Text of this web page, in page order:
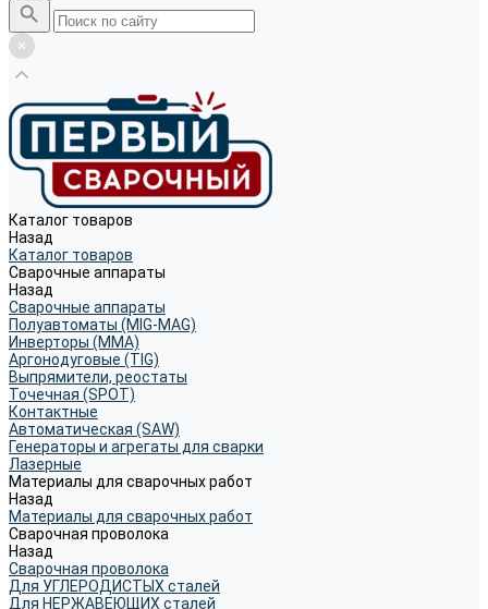
Каталог товаров
Назад
Каталог товаров
Сварочные аппараты
Назад
Сварочные аппараты
Полуавтоматы (MIG-MAG)
Инверторы (MMA)
Аргонодуговые (TIG)
Выпрямители, реостаты
Точечная (SPOT)
Контактные
Автоматическая (SAW)
Генераторы и агрегаты для сварки
Лазерные
Материалы для сварочных работ
Назад
Материалы для сварочных работ
Сварочная проволока
Назад
Сварочная проволока
Для УГЛЕРОДИСТЫХ сталей
Для НЕРЖАВЕЮЩИХ сталей